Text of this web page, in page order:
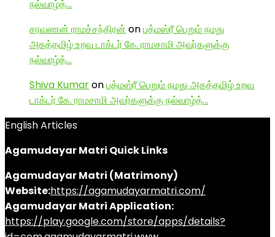
நல்வாழ்த்…
சரவணன் ராமச்சந்திரன் onபத்மஸ்ரீ பெறும் நமது
அகத்தமிழ் உறவு டாக்டர் கே. ராமசாமி அவர்களுக்கு
நல்வாழ்த்…
Shiva Kumaronபத்மஸ்ரீ பெறும் நமது அகத்தமிழ் உறவு
டாக்டர் கே. ராமசாமி அவர்களுக்கு நல்வாழ்த்…
English Articles
Agamudayar Matri Quick Links
Agamudayar Matri (Matrimony)
Website:https://agamudayarmatri.com/
Agamudayar Matri Application:
https://play.google.com/store/apps/details?